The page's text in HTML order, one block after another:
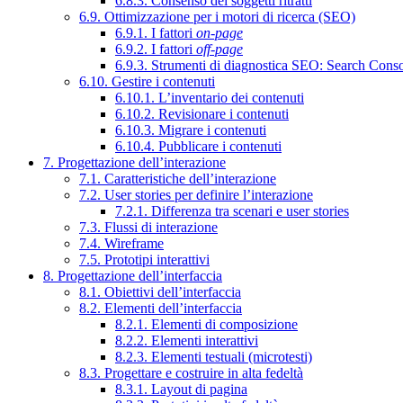
6.9. Ottimizzazione per i motori di ricerca (SEO)
6.9.1. I fattori on-page
6.9.2. I fattori off-page
6.9.3. Strumenti di diagnostica SEO: Search
6.10. Gestire i contenuti
6.10.1. L’inventario dei contenuti
6.10.2. Revisionare i contenuti
6.10.3. Migrare i contenuti
6.10.4. Pubblicare i contenuti
7. Progettazione dell’interazione
7.1. Caratteristiche dell’interazione
7.2. User stories per definire l’interazione
7.2.1. Differenza tra scenari e user stories
7.3. Flussi di interazione
7.4. Wireframe
7.5. Prototipi interattivi
8. Progettazione dell’interfaccia
8.1. Obiettivi dell’interfaccia
8.2. Elementi dell’interfaccia
8.2.1. Elementi di composizione
8.2.2. Elementi interattivi
8.2.3. Elementi testuali (microtesti)
8.3. Progettare e costruire in alta fedeltà
8.3.1. Layout di pagina